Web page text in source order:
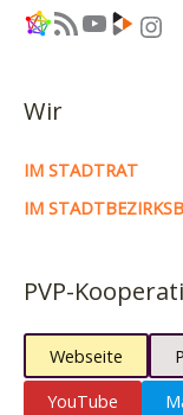
Link RSS-Feed YouTube Link Instagram
Wir
IM STADTRAT
IM
PVP-
Webseite
YouTube